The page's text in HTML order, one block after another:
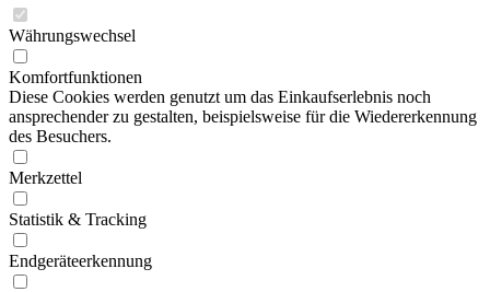
Währungswechsel
Komfortfunktionen
Diese Cookies werden genutzt um das Einkaufserlebnis noch
ansprechender zu gestalten, beispielsweise für die Wiedererkennung
des Besuchers.
Merkzettel
Statistik & Tracking
Endgeräteerkennung